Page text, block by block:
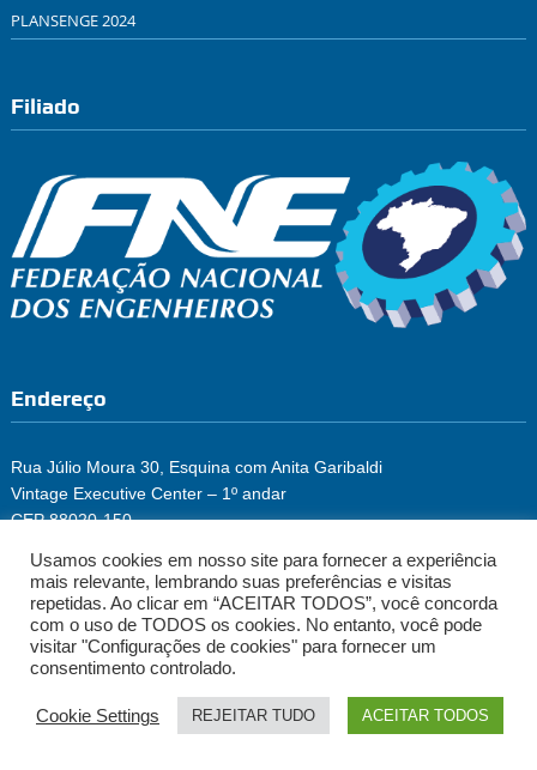
PLANSENGE 2024
Filiado
Endereço
Rua Júlio Moura 30, Esquina com Anita Garibaldi
Vintage Executive Center – 1º andar
CEP 88020-150
Fone: (48) 3222-2965
© SENGE-SC | Sindicato dos Engenheiros no Estado de Santa
CatarinaOn Designer
Usamos cookies em nosso site para fornecer a experiência
mais relevante, lembrando suas preferências e visitas
repetidas. Ao clicar em “ACEITAR TODOS”, você concorda
com o uso de TODOS os cookies. No entanto, você pode
visitar "Configurações de cookies" para fornecer um
consentimento controlado.
Cookie Settings REJEITAR TUDO ACEITAR TODOS